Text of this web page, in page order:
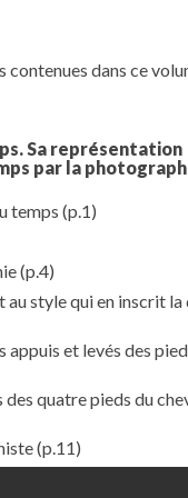
contenues dans ce
Sa représentation
par la
temps (p.1)
(p.4)
style qui en inscrit la
et levés des
quatre pieds du
(p.11)